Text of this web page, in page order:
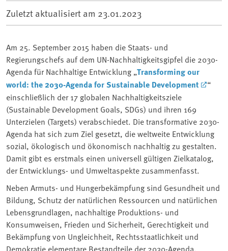
Zuletzt aktualisiert am 23.01.2023
Am 25. September 2015 haben die Staats- und
Regierungschefs auf dem UN-Nachhaltigkeitsgipfel die 2030-
Agenda für Nachhaltige Entwicklung „Transforming our
world: the 2030-Agenda for Sustainable Development
“
einschließlich der 17 globalen Nachhaltigkeitsziele
(Sustainable Development Goals, SDGs) und ihren 169
Unterzielen (Targets) verabschiedet. Die transformative 2030-
Agenda hat sich zum Ziel gesetzt, die weltweite Entwicklung
sozial, ökologisch und ökonomisch nachhaltig zu gestalten.
Damit gibt es erstmals einen universell gültigen Zielkatalog,
der Entwicklungs- und Umweltaspekte zusammenfasst.
Neben Armuts- und Hungerbekämpfung sind Gesundheit und
Bildung, Schutz der natürlichen Ressourcen und natürlichen
Lebensgrundlagen, nachhaltige Produktions- und
Konsumweisen, Frieden und Sicherheit, Gerechtigkeit und
Bekämpfung von Ungleichheit, Rechtsstaatlichkeit und
Demokratie elementare Bestandteile der 2030-Agenda.